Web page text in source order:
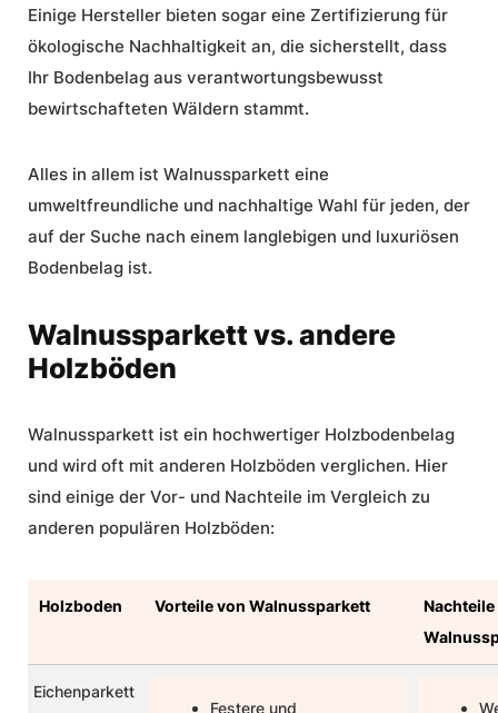
Einige Hersteller bieten sogar eine Zertifizierung für
ökologische Nachhaltigkeit an, die sicherstellt, dass
Ihr Bodenbelag aus verantwortungsbewusst
bewirtschafteten Wäldern stammt.
Alles in allem ist Walnussparkett eine
umweltfreundliche und nachhaltige Wahl für jeden, der
auf der Suche nach einem langlebigen und luxuriösen
Bodenbelag ist.
Walnussparkett vs. andere
Holzböden
Walnussparkett ist ein hochwertiger Holzbodenbelag
und wird oft mit anderen Holzböden verglichen. Hier
sind einige der Vor- und Nachteile im Vergleich zu
anderen populären Holzböden:
Holzboden Vorteile von Walnussparkett
Eichenparkett
Festere und